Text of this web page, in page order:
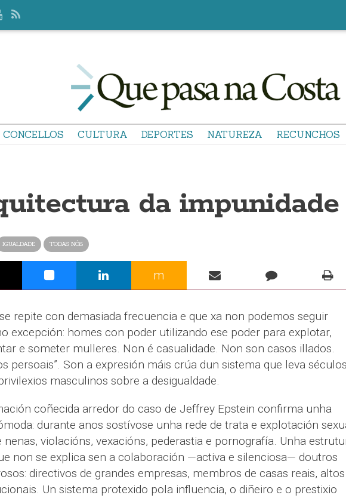
CONCELLOS CULTURA DEPORTES NATUREZA RECUNCHOS
da impunidade
IGUALDADE TODAS NÓS
m
repite con demasiada frecuencia e que xa non podemos seguir
excepción: homes con poder utilizando ese poder para explotar,
e someter mulleres. Non é casualidade. Non son casos illados.
persoais”. Son a expresión máis crúa dun sistema que leva séculos
masculinos sobre a desigualdade.
coñecida arredor do caso de Jeffrey Epstein confirma unha
durante anos sostívose unha rede de trata e explotación
nenas, violacións, vexacións, pederastia e pornografía. Unha
non se explica sen a colaboración —activa e silenciosa— doutros
directivos de grandes empresas, membros de casas reais, altos
Un sistema protexido pola influencia, o diñeiro e o prestixio